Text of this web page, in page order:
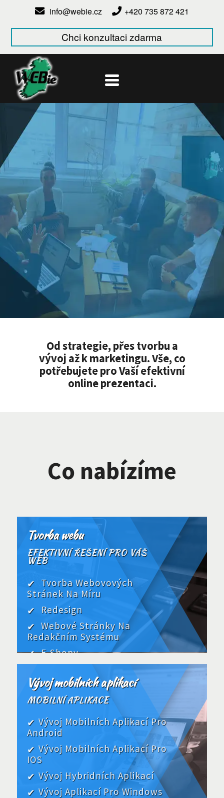
info@webie.cz +420 735 872 421
Chci konzultaci zdarma
Od strategie, přes tvorbu a
vývoj až k marketingu. Vše, co
potřebujete pro Vaší efektivní
online prezentaci.
Co nabízíme
Tvorba webu
EFEKTIVNÍ ŘEŠENÍ PRO VÁŠ
WEB
Tvorba Webovových
Stránek Na Míru
Redesign
Webové Stránky Na
Redakčním Systému
E-Shopy
Údržba, Správa A Opravy
Vývoj mobilních aplikací
MOBILNÍ APLIKACE
Vývoj Mobilních Aplikací Pro
Android
Vývoj Mobilních Aplikací Pro
IOS
Vývoj Hybridních Aplikací
Vývoj Aplikací Pro Windows